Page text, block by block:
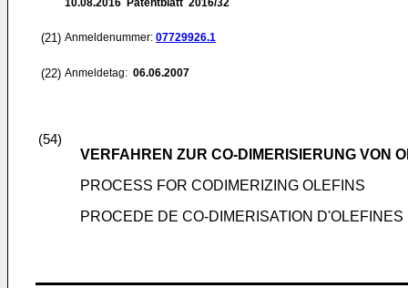
10.08.2016 Patentblatt 2016/32
(21) Anmeldenummer: 07729926.1
(22) Anmeldetag: 06.06.2007
(54)
VERFAHREN ZUR CO-DIMERISIERUNG VON
PROCESS FOR CODIMERIZING OLEFINS
PROCEDE DE CO-DIMERISATION D'OLEFINES